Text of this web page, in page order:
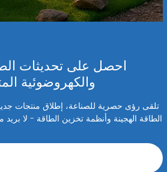
احصل على تحديثات
والكهروضوئية
تلقى رؤى حصرية للصناعة، إطلاق منتجات
الطاقة الهجينة وأنظمة تخزين الطاقة - لا